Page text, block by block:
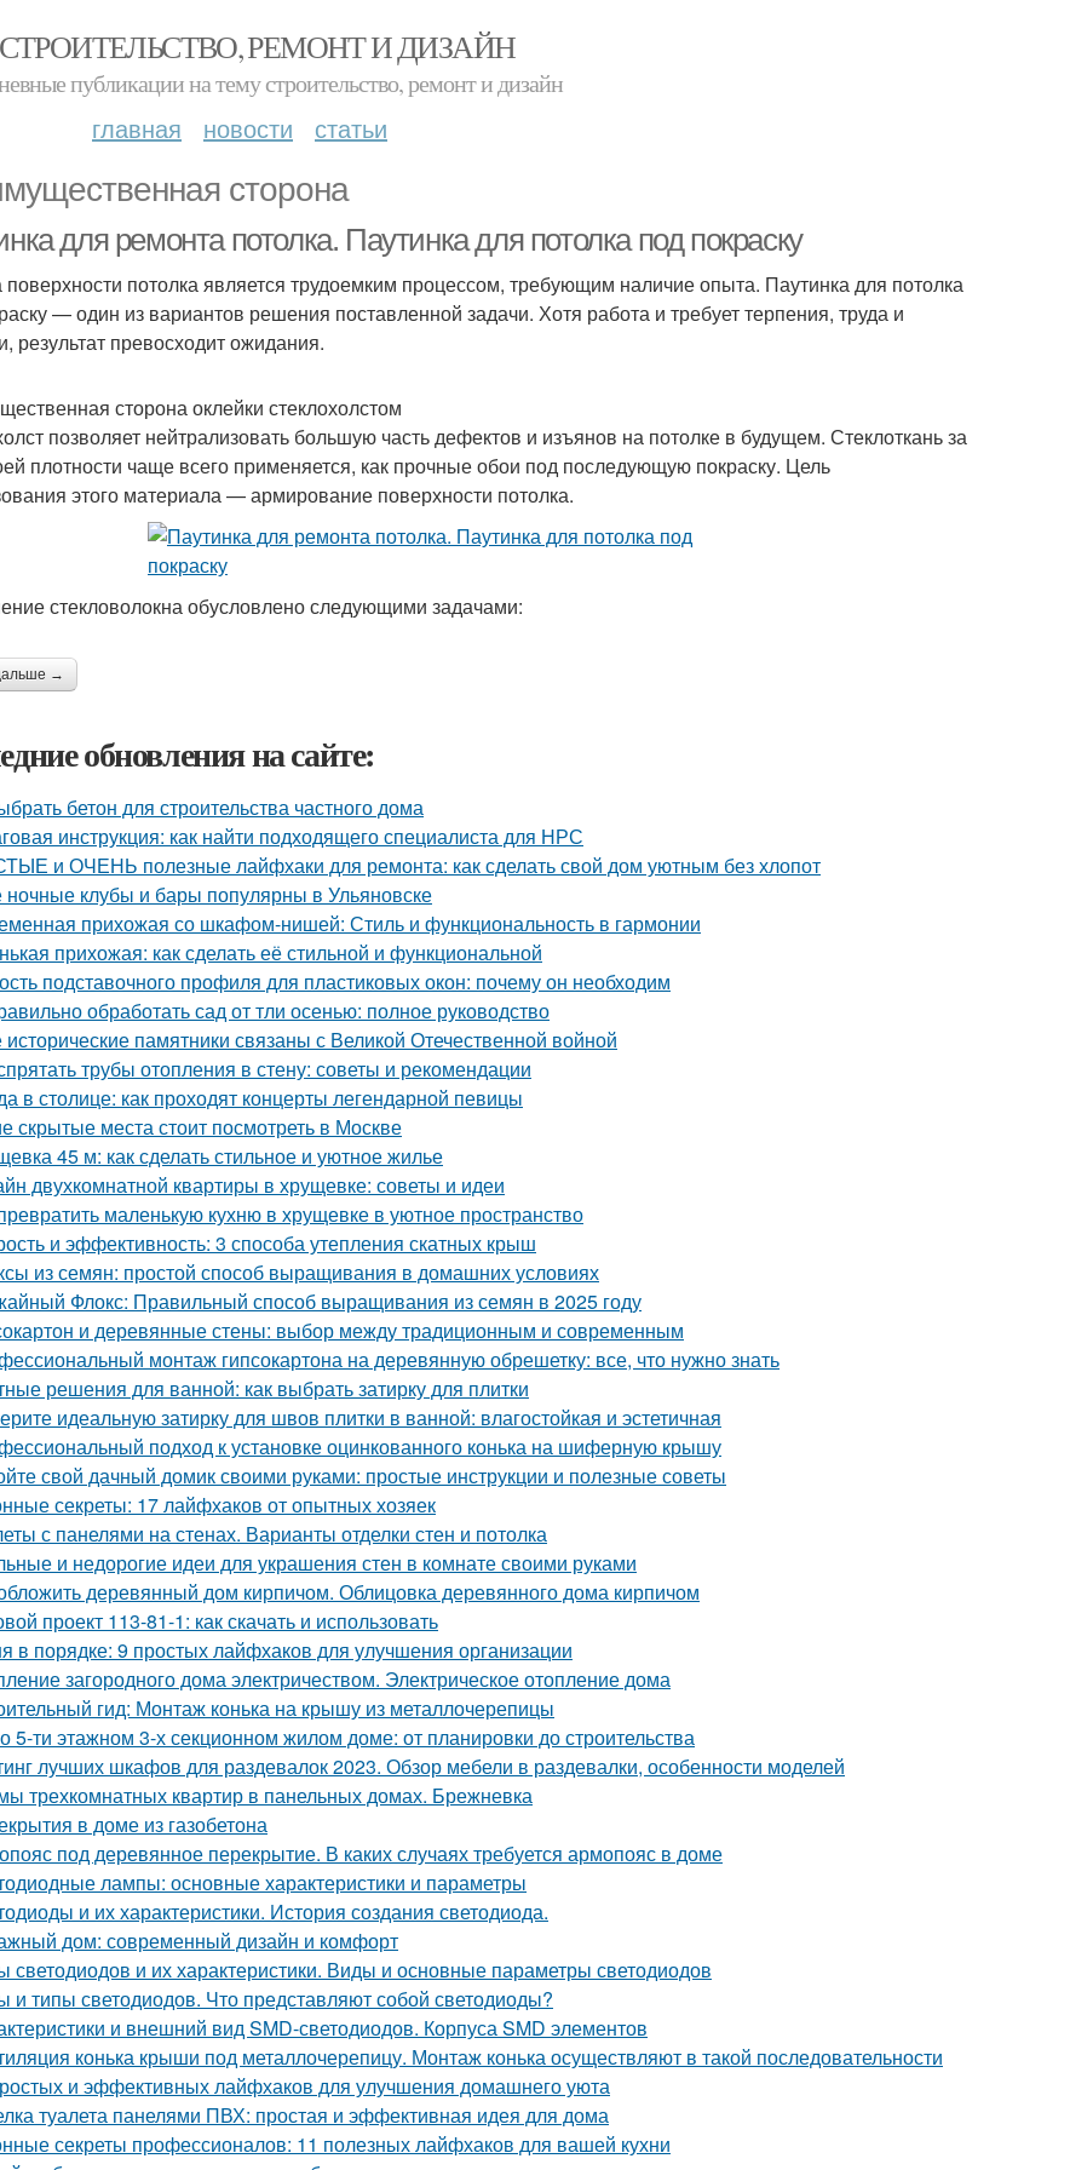
СТРОИТЕЛЬСТВО, РЕМОНТ И ДИЗАЙН
публикации на тему строительство, ремонт и дизайн
главная новости статьи
сторона
для ремонта потолка. Паутинка для потолка под покраску
поверхности потолка является трудоемким процессом, требующим наличие опыта. Паутинка для потолка
— один из вариантов решения поставленной задачи. Хотя работа и требует терпения, труда и
результат превосходит ожидания.
сторона оклейки стеклохолстом
позволяет нейтрализовать большую часть дефектов и изъянов на потолке в будущем. Стеклоткань за
плотности чаще всего применяется, как прочные обои под последующую покраску. Цель
этого материала — армирование поверхности потолка.
стекловолокна обусловлено следующими задачами:
→
обновления на сайте:
бетон для строительства частного дома
инструкция: как найти подходящего специалиста для НРС
и ОЧЕНЬ полезные лайфхаки для ремонта: как сделать свой дом уютным без хлопот
ночные клубы и бары популярны в Ульяновске
прихожая со шкафом-нишей: Стиль и функциональность в гармонии
прихожая: как сделать её стильной и функциональной
подставочного профиля для пластиковых окон: почему он необходим
обработать сад от тли осенью: полное руководство
исторические памятники связаны с Великой Отечественной войной
трубы отопления в стену: советы и рекомендации
в столице: как проходят концерты легендарной певицы
скрытые места стоит посмотреть в Москве
45 м: как сделать стильное и уютное жилье
двухкомнатной квартиры в хрущевке: советы и идеи
маленькую кухню в хрущевке в уютное пространство
и эффективность: 3 способа утепления скатных крыш
из семян: простой способ выращивания в домашних условиях
Флокс: Правильный способ выращивания из семян в 2025 году
и деревянные стены: выбор между традиционным и современным
монтаж гипсокартона на деревянную обрешетку: все, что нужно знать
решения для ванной: как выбрать затирку для плитки
идеальную затирку для швов плитки в ванной: влагостойкая и эстетичная
подход к установке оцинкованного конька на шиферную крышу
свой дачный домик своими руками: простые инструкции и полезные советы
секреты: 17 лайфхаков от опытных хозяек
с панелями на стенах. Варианты отделки стен и потолка
и недорогие идеи для украшения стен в комнате своими руками
деревянный дом кирпичом. Облицовка деревянного дома кирпичом
проект 113-81-1: как скачать и использовать
в порядке: 9 простых лайфхаков для улучшения организации
загородного дома электричеством. Электрическое отопление дома
гид: Монтаж конька на крышу из металлочерепицы
5-ти этажном 3-х секционном жилом доме: от планировки до строительства
лучших шкафов для раздевалок 2023. Обзор мебели в раздевалки, особенности моделей
трехкомнатных квартир в панельных домах. Брежневка
в доме из газобетона
под деревянное перекрытие. В каких случаях требуется армопояс в доме
лампы: основные характеристики и параметры
и их характеристики. История создания светодиода.
дом: современный дизайн и комфорт
светодиодов и их характеристики. Виды и основные параметры светодиодов
и типы светодиодов. Что представляют собой светодиоды?
и внешний вид SMD-светодиодов. Корпуса SMD элементов
конька крыши под металлочерепицу. Монтаж конька осуществляют в такой последовательности
и эффективных лайфхаков для улучшения домашнего уюта
туалета панелями ПВХ: простая и эффективная идея для дома
секреты профессионалов: 11 полезных лайфхаков для вашей кухни